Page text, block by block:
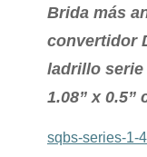
Brida más
convertidor
ladrillo serie
1.08” x 0.5”
sqbs-series-1-